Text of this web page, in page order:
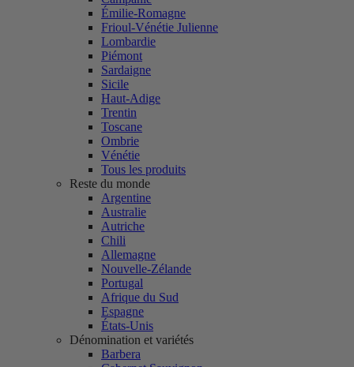
Émilie-Romagne
Frioul-Vénétie Julienne
Lombardie
Piémont
Sardaigne
Sicile
Haut-Adige
Trentin
Toscane
Ombrie
Vénétie
Tous les produits
Reste du monde
Argentine
Australie
Autriche
Chili
Allemagne
Nouvelle-Zélande
Portugal
Afrique du Sud
Espagne
États-Unis
Dénomination et variétés
Barbera